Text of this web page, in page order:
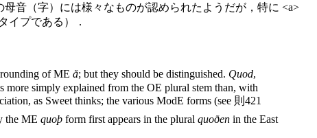
音（字）には様々なものが認められたようだが，特に <a>
イプである）．
of ME ă; but they should be distinguished. Quod,
more simply explained from the OE plural stem than, with
as Sweet thinks; the various ModE forms (see 則421
the ME quoþ form first appears in the plural quoðen in the East